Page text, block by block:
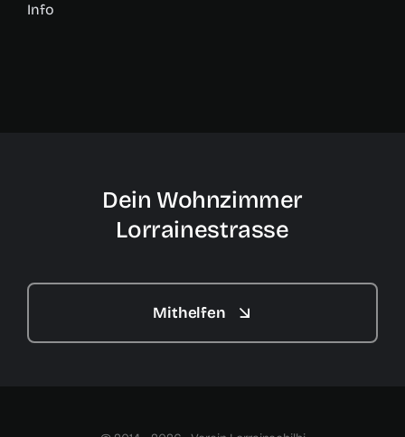
Info
Dein Wohnzimmer
Lorrainestrasse
Mithelfen